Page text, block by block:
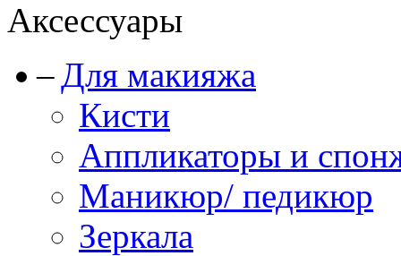
Аксессуары
Для макияжа
Кисти
Аппликаторы и
Маникюр/ педикюр
Зеркала